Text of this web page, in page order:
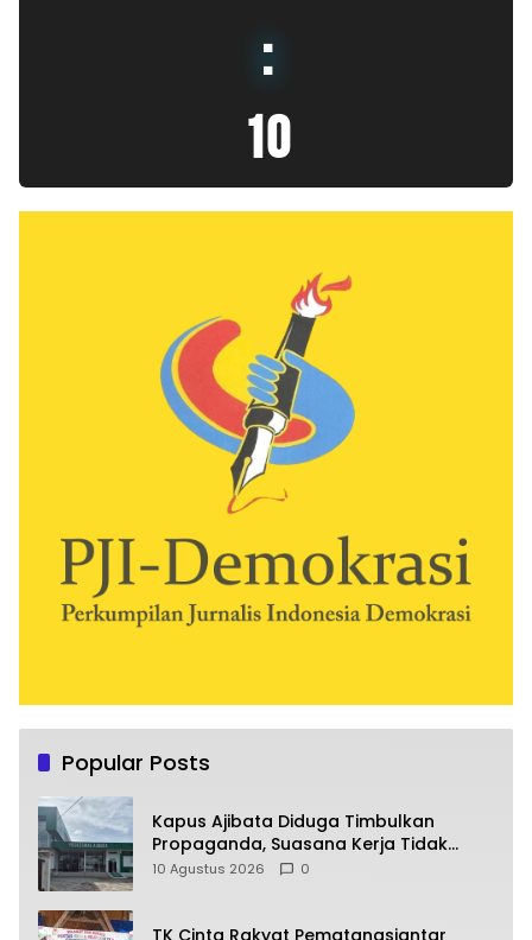
:
12
Popular Posts
Kapus Ajibata Diduga Timbulkan
Propaganda, Suasana Kerja Tidak
Harmonis
10 Agustus 2026 0
TK Cinta Rakyat Pematangsiantar